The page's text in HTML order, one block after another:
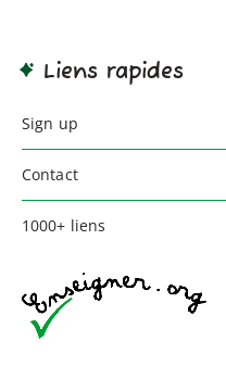
Liens rapides
Sign up
Contact
1000+ liens